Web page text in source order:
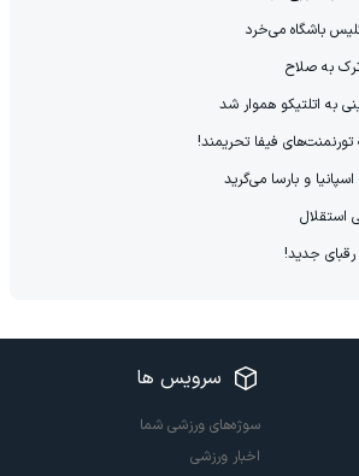
باشگاه می‌خرد
به صلاح
به اتلتیکو هموار شد
فیفا تحریمند!
و بارسا می‌گرید
استقلال
رقبای جدید!
سرویس ها
سوژه‌های ورزشی شما
اخبار ورزشی